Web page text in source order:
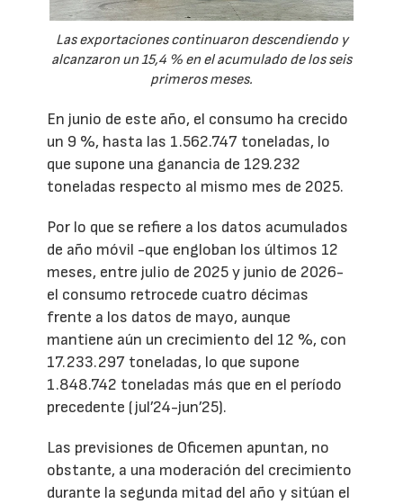
Las exportaciones continuaron descendiendo y
alcanzaron un 15,4 % en el acumulado de los seis
primeros meses.
En junio de este año, el consumo ha crecido
un 9 %, hasta las 1.562.747 toneladas, lo
que supone una ganancia de 129.232
toneladas respecto al mismo mes de 2025.
Por lo que se refiere a los datos acumulados
de año móvil -que engloban los últimos 12
meses, entre julio de 2025 y junio de 2026-
el consumo retrocede cuatro décimas
frente a los datos de mayo, aunque
mantiene aún un crecimiento del 12 %, con
17.233.297 toneladas, lo que supone
1.848.742 toneladas más que en el período
precedente (jul’24-jun’25).
Las previsiones de Oficemen apuntan, no
obstante, a una moderación del crecimiento
durante la segunda mitad del año y sitúan el